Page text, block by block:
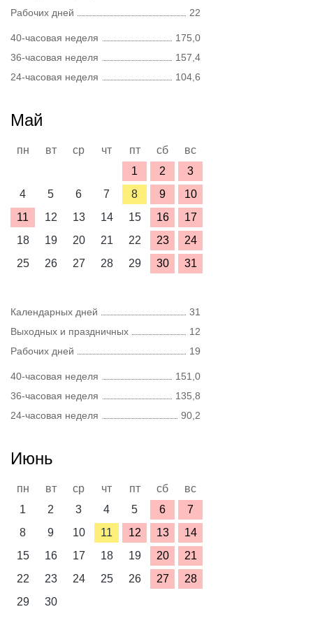
Рабочих дней
22
40-часовая неделя
175,0
36-часовая неделя
157,4
24-часовая неделя
104,6
Май
пн вт ср чт пт сб
вс
1
2
3
4
5 6 7 8 9
10
11
12 13 14 15 16
17
18
19 20 21 22 23
24
25
26 27 28 29 30 31
Календарных дней
31
Выходных и праздничных
12
Рабочих дней
19
40-часовая неделя
151,0
36-часовая неделя
135,8
24-часовая неделя
90,2
Июнь
пн вт ср чт пт сб
вс
1
2 3 4 5 6
7
8
9 10 11 12 13
14
15
16 17 18 19 20
21
22
23 24 25 26 27
28
29
30